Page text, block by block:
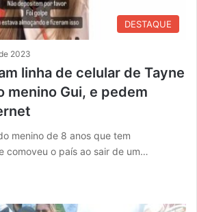
DESTAQUE
2023
linha de celular de Tayne
menino Gui, e pedem
menino de 8 anos que tem
comoveu o país ao sair de um…